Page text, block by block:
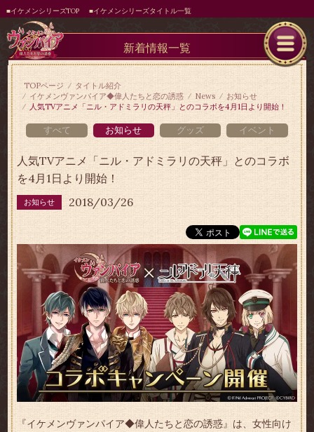
■イケメンシリーズTOP ■イケメンシリーズタイトル一覧
新着情報一覧
TOPページ
タイトル紹介
イケメンヴァンパイア◆偉人たちと恋の誘惑
News
お知らせ
人気TVアニメ「ニル・アドミラリの天秤」とのコラボを4月1日より開始！
すべて お知らせ グッズ イベント
人気TVアニメ「ニル・アドミラリの天秤」とのコラボ
を4月1日より開始！
お知らせ 2018/03/26
『イケメンヴァンパイア◆偉人たちと恋の誘惑』は、女性向け